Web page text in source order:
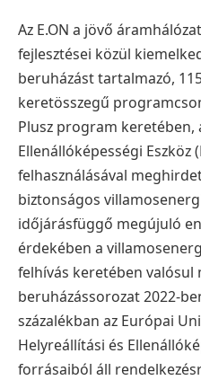
Az E.ON a jövő
fejlesztései közül
beruházást tartalmazó,
keretösszegű
Plusz program keretében,
Ellenállóképességi Eszköz
felhasználásával
biztonságos
időjárásfüggő megújuló
érdekében a
felhívás keretében valósul
beruházássorozat 2022-
százalékban az Európai
Helyreállítási és
forrásaiból áll